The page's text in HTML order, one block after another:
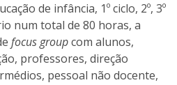
de infância, 1º ciclo, 2º, 3º
num total de 80 horas, a
focus groupcom alunos,
professores, direção
pessoal não docente,